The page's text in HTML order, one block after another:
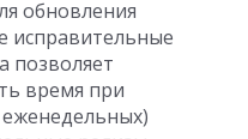
обновления
исправительные
позволяет
время при